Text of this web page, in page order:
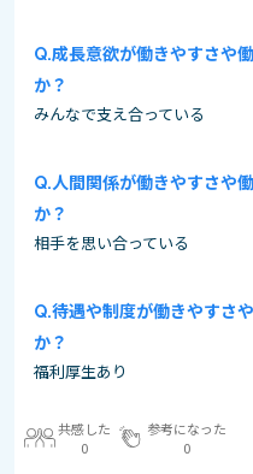
成長意欲が働きやすさや
か？
みんなで支え合っている
人間関係が働きやすさや
か？
相手を思い合っている
待遇や制度が働きやすさ
か？
福利厚生あり
共感した
0
参考になった
0